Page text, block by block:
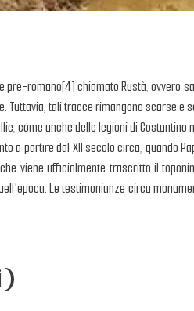
romano[4] chiamato Rustà,
Tuttavia, tali tracce rimangono scarse e
come anche delle legioni di Costantino
partire dal XII secolo circa, quando
viene ufficialmente trascritto il
Le testimonianze circa